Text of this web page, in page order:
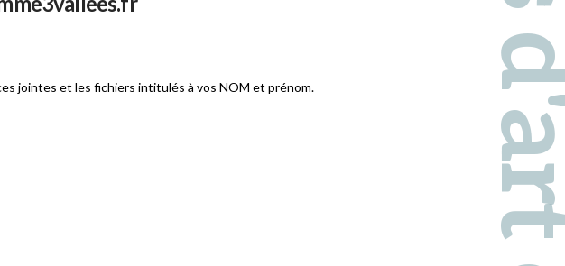
jointes et les fichiers intitulés à vos NOM et prénom.